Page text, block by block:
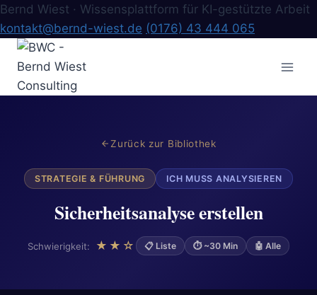
Bernd Wiest · Wissensplattform für KI-gestützte Arbeit
kontakt@bernd-wiest.de (0176) 43 444 065
Zum
Inhalt
springen
Zurück zur Bibliothek
STRATEGIE & FÜHRUNG ICH MUSS ANALYSIEREN
Sicherheitsanalyse erstellen
Schwierigkeit: ★★☆ 📋 Liste ⏱ ~30 Min 🤖 Alle